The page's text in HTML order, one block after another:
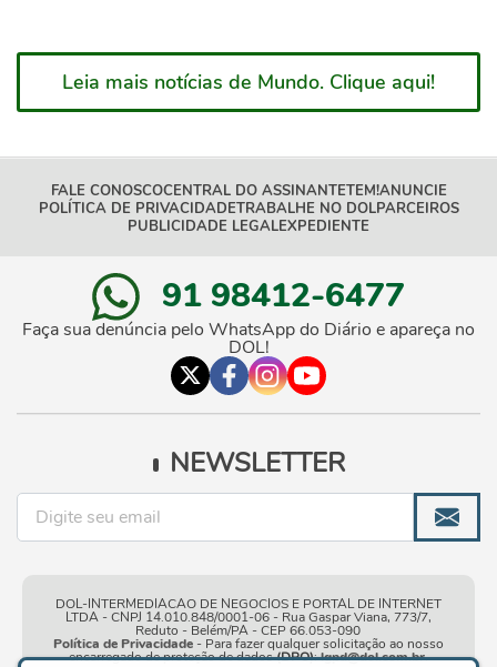
Leia mais notícias de Mundo. Clique aqui!
FALE CONOSCOCENTRAL DO ASSINANTETEM!ANUNCIE
POLÍTICA DE PRIVACIDADETRABALHE NO DOLPARCEIROS
PUBLICIDADE LEGALEXPEDIENTE
91 98412-6477
Faça sua denúncia pelo WhatsApp do Diário e apareça no
DOL!
NEWSLETTER
DOL-INTERMEDIACAO DE NEGOCIOS E PORTAL DE INTERNET
LTDA - CNPJ 14.010.848/0001-06 - Rua Gaspar Viana, 773/7,
Reduto - Belém/PA - CEP 66.053-090
Política de Privacidade- Para fazer qualquer solicitação ao nosso
encarregado de proteção de dados(DPO):lgpd@dol.com.br.